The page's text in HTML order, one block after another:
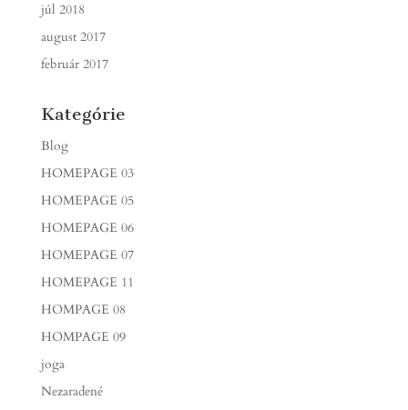
júl 2018
august 2017
február 2017
Kategórie
Blog
HOMEPAGE 03
HOMEPAGE 05
HOMEPAGE 06
HOMEPAGE 07
HOMEPAGE 11
HOMPAGE 08
HOMPAGE 09
joga
Nezaradené